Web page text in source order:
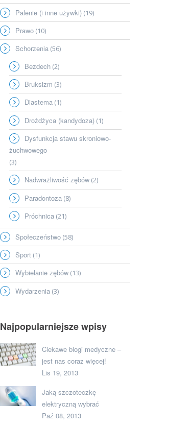
Palenie (i inne używki) (19)
Prawo (10)
Schorzenia (56)
Bezdech (2)
Bruksizm (3)
Diastema (1)
Drożdżyca (kandydoza) (1)
Dysfunkcja stawu skroniowo-
żuchwowego
(3)
Nadwrażliwość zębów (2)
Paradontoza (8)
Próchnica (21)
Społeczeństwo (58)
Sport (1)
Wybielanie zębów (13)
Wydarzenia (3)
Najpopularniejsze wpisy
Ciekawe blogi medyczne –
jest nas coraz więcej!
Lis 19, 2013
Jaką szczoteczkę
elektryczną wybrać
Paź 08, 2013